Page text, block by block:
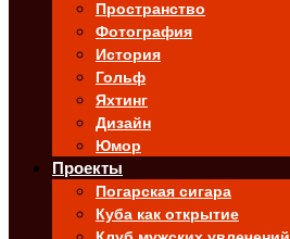
Пространство
Фотография
История
Гольф
Яхтинг
Дизайн
Юмор
Проекты
Погарская сигара
Куба как открытие